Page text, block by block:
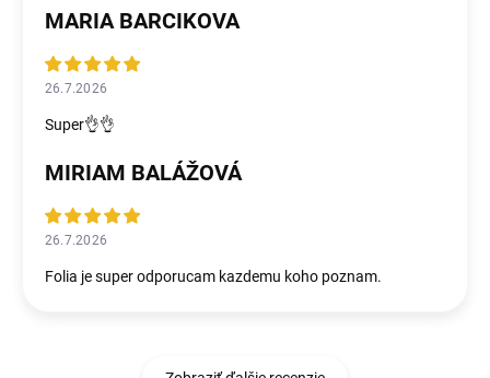
MARIA BARCIKOVA
26.7.2026
Super👌👌
MIRIAM BALÁŽOVÁ
26.7.2026
Folia je super odporucam kazdemu koho poznam.